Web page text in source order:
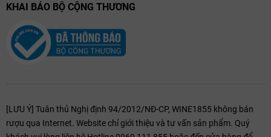
KHAI BÁO BỘ CỘNG THƯƠNG
[LƯU Ý] Tuân thủ Nghị định 94/2012/NĐ-CP, WINE1855 không bán
rượu qua Internet. Website chỉ giới thiệu và tư vấn sản phẩm. Quý